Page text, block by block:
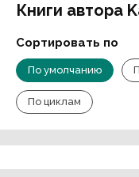
Книги автора
Сортировать по
По умолчанию
По циклам